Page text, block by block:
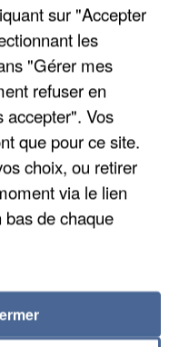
LES REFUGES
sur "Accepter
les
"Gérer mes
refuser en
accepter". Vos
que pour ce site.
choix, ou retirer
via le lien
de chaque